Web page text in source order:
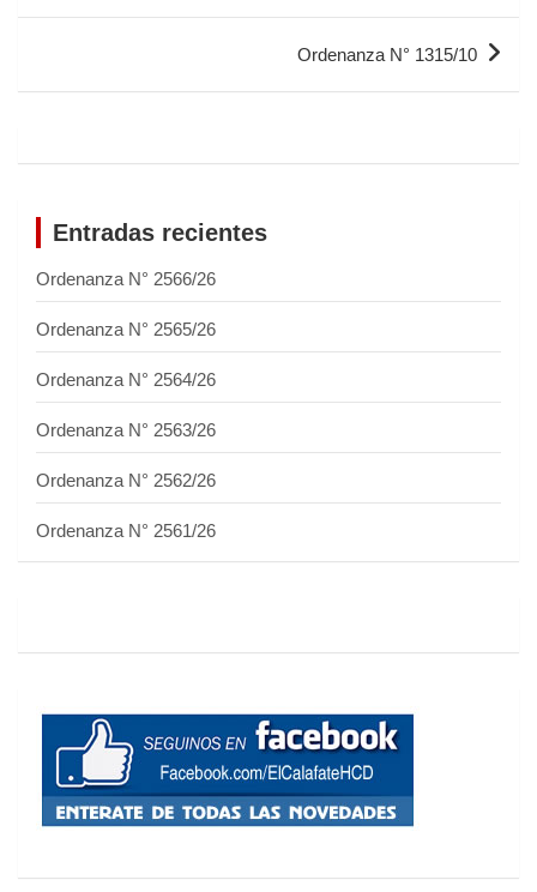
Ordenanza N° 1315/10
Entradas recientes
Ordenanza N° 2566/26
Ordenanza N° 2565/26
Ordenanza N° 2564/26
Ordenanza N° 2563/26
Ordenanza N° 2562/26
Ordenanza N° 2561/26